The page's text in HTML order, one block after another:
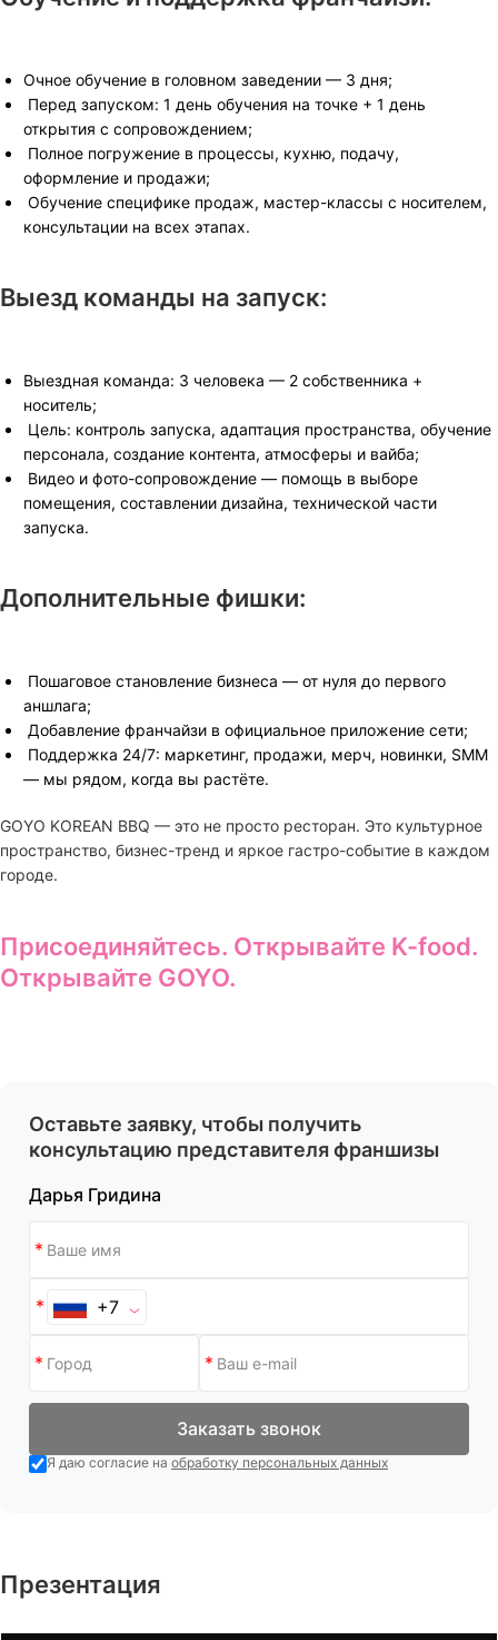
Очное обучение в головном заведении — 3 дня;
Перед запуском: 1 день обучения на точке + 1 день
открытия с сопровождением;
Полное погружение в процессы, кухню, подачу,
оформление и продажи;
Обучение специфике продаж, мастер-классы с носителем,
консультации на всех этапах.
Выезд команды на запуск:
Выездная команда: 3 человека — 2 собственника +
носитель;
Цель: контроль запуска, адаптация пространства, обучение
персонала, создание контента, атмосферы и вайба;
Видео и фото-сопровождение — помощь в выборе
помещения, составлении дизайна, технической части
запуска.
Дополнительные фишки:
Пошаговое становление бизнеса — от нуля до первого
аншлага;
Добавление франчайзи в официальное приложение сети;
Поддержка 24/7: маркетинг, продажи, мерч, новинки, SMM
— мы рядом, когда вы растёте.
GOYO KOREAN BBQ — это не просто ресторан. Это культурное
пространство, бизнес-тренд и яркое гастро-событие в каждом
городе.
Присоединяйтесь. Открывайте K-food.
Открывайте GOYO.
Оставьте заявку, чтобы получить
консультацию представителя франшизы
Дарья Гридина
+7
Заказать звонок
Я даю согласие на обработку персональных данных
Презентация